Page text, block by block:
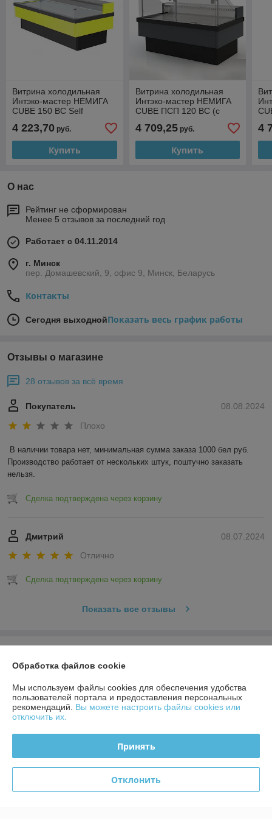
Витрина холодильная
Интэко-мастер НЕМИГА
CUBE 150 ВС Self
4 223,70 руб.
Купить
Витрина холодильная
Интэко-мастер НЕМИГА
CUBE ПСП 120 ВС (с
подъёмными стёклами)
4 709,25руб.
Купить
4
О нас
Рейтинг не сформирован
Менее 5 отзывов за последний год
Работает с 04.11.2014
г. Минск
пер. Домашевский, 9, офис 9, Минск, Беларусь
Контакты
Сегодня выходнойПоказать весь график работы
Отзывы о магазине
28 отзывов за всё время
08.08.2024
Покупатель
Плохо
В наличии товара нет, минимальная сумма заказа 1000 бел руб.
Производство работает от нескольких штук, поштучно заказать
нельзя.
Сделка подтверждена через корзину
08.07.2024
Дмитрий
Отлично
Сделка подтверждена через корзину
Показать все отзывы
Доставка и оплата
График работы
Политика обработки cookies
Обработка файлов cookie
Мы используем файлы cookies для обеспечения удобства
пользователей портала и предоставления персональных
рекомендаций. Вы можете настроить файлы cookies или
отключить их.
Принять
Отклонить